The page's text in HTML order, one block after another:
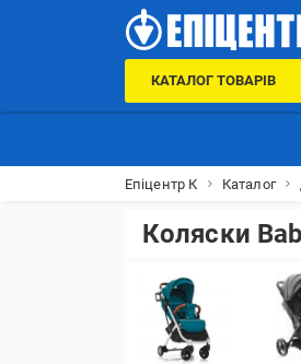
КАТАЛОГ ТОВАРІВ
Епіцентр К Каталог
Коляски